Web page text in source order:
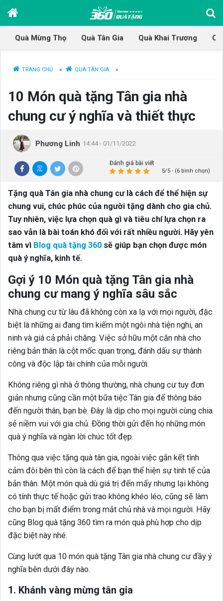
Quà Mừng Thọ Quà Tân Gia Quà Khai Trương
TRANG CHỦ » QUÀ TÂN GIA »
10 Món quà tặng Tân gia nhà
chung cư ý nghĩa và thiết thực
Phương Linh 14:44 - 01/11/2022
Đánh giá bài viết
5/5 - (6 bình chọn)
Tặng quà Tân gia nhà chung cư là cách để thể hiện sự
chung vui, chúc phúc của người tặng dành cho gia chủ.
Tuy nhiên, việc lựa chọn quà gì và tiêu chí lựa chọn ra
sao vẫn là bài toán khó đối với rất nhiều người. Hãy yên
tâm vì Blog quà tặng 360 sẽ giúp bạn chọn được món
quà ý nghĩa, kinh tế.
Gợi ý 10 Món quà tặng Tân gia nhà
chung cư mang ý nghĩa sâu sắc
Nhà chung cư từ lâu đã không còn xa lạ với mọi người, đặc
biệt là những ai đang tìm kiếm một ngôi nhà tiện nghi, an
ninh và giá cả phải chăng. Việc sở hữu một căn nhà cho
riêng bản thân là cột mốc quan trọng, đánh dấu sự thành
công và độc lập tài chính của mỗi người.
Không riêng gì nhà ở thông thường, nhà chung cư tuy đơn
giản nhưng cũng cần một bữa tiệc Tân gia để thông báo
đến người thân, bạn bè. Đây là dịp cho mọi người cùng chia
sẻ niềm vui với gia chủ. Đồng thời gửi đến họ những món
quà ý nghĩa và ngàn lời chúc tốt đẹp.
Thông qua việc tặng quà tân gia, ngoài việc gắn kết tình
cảm đôi bên thì còn là cách để bạn thể hiện sự tinh tế của
bản thân. Một món quà dù giá trị đến mấy nhưng lại không
có tính thực tế hoặc gửi trao không khéo léo, cũng sẽ làm
cho bạn bị mất điểm trong mắt chủ nhà và mọi người. Hãy
cũng Blog quà tặng 360 tìm ra món quà phù hợp cho dịp
đặc biệt này nhé.
Cùng lướt qua 10 món quà tặng Tân gia nhà chung cư đầy ý
nghĩa bên dưới đây nào.
1. Khánh vàng mừng tân gia